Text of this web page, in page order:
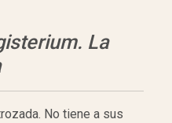
La
No tiene a sus